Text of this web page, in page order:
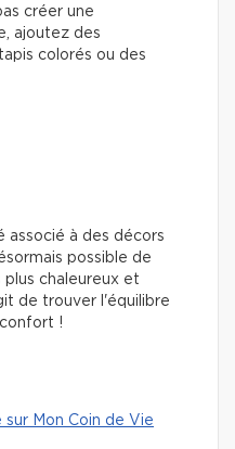
créer une
ajoutez des
colorés ou des
associé à des décors
possible de
plus chaleureux et
de trouver l'équilibre
!
Mon Coin de Vie